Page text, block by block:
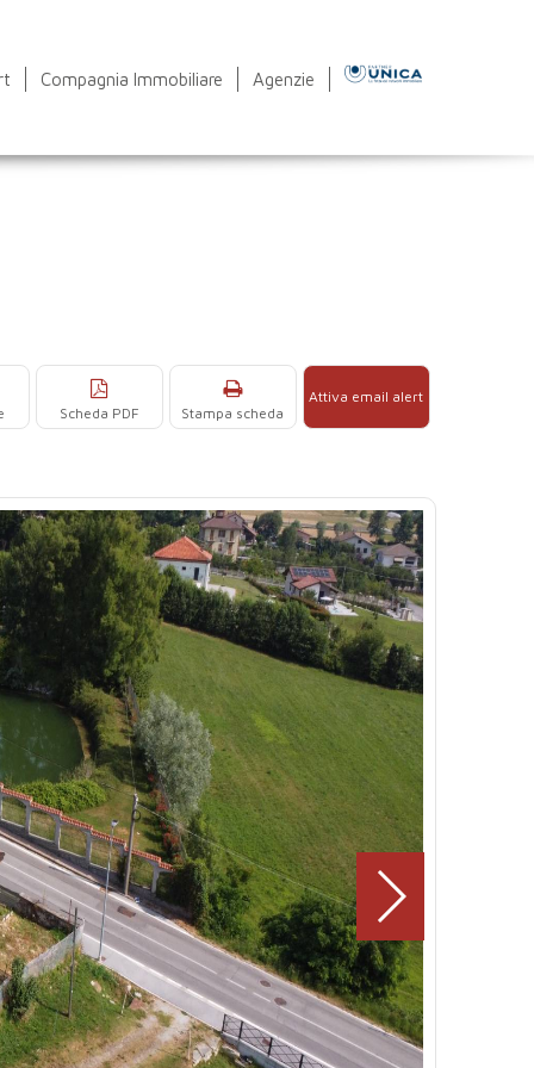
Compagnia Immobiliare Agenzie
Attiva email alert
Stampa scheda
Scheda PDF